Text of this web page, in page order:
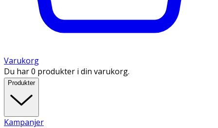
Varukorg
Du har 0 produkter i din varukorg.
Produkter
Kampanjer